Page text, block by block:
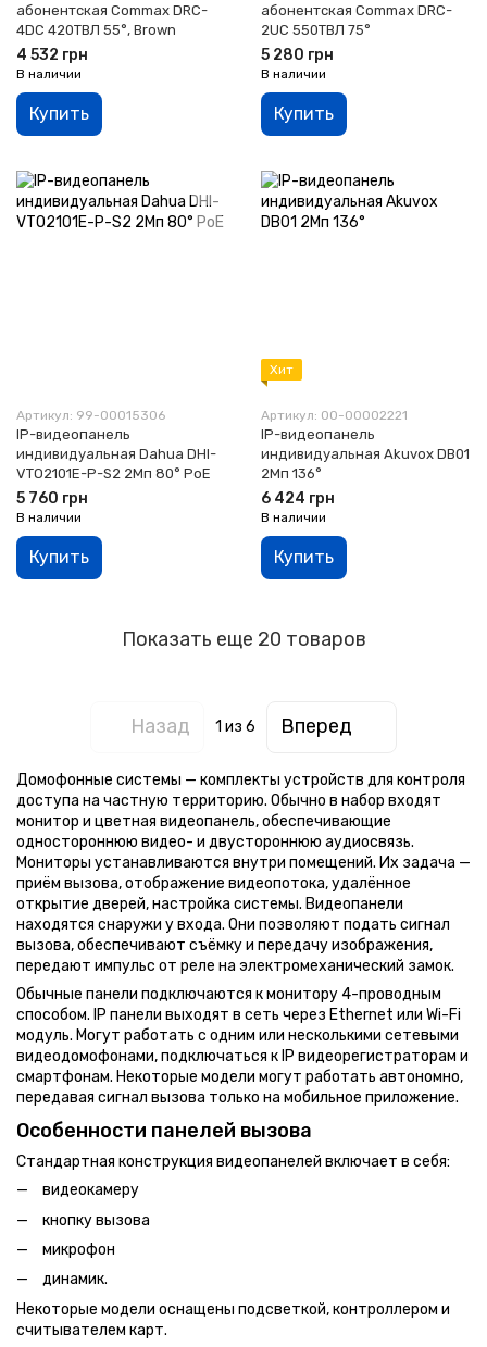
абонентская Commax DRC-
4DC 420ТВЛ 55°, Brown
4 532 грн
В наличии
Купить
абонентская Commax DRC-
2UC 550ТВЛ 75°
5 280 грн
В наличии
Купить
Артикул: 99-00015306
IP-видеопанель
индивидуальная Dahua DHI-
VTO2101E-P-S2 2Мп 80° PoE
5 760 грн
В наличии
Купить
Хит
Артикул: 00-00002221
IP-видеопанель
индивидуальная Akuvox DB01
2Мп 136°
6 424 грн
В наличии
Купить
Показать еще 20 товаров
Назад 1 из 6 Вперед
Домофонные системы — комплекты устройств для контроля
доступа на частную территорию. Обычно в набор входят
монитор и цветная видеопанель, обеспечивающие
одностороннюю видео- и двустороннюю аудиосвязь.
Мониторы устанавливаются внутри помещений. Их задача —
приём вызова, отображение видеопотока, удалённое
открытие дверей, настройка системы. Видеопанели
находятся снаружи у входа. Они позволяют подать сигнал
вызова, обеспечивают съёмку и передачу изображения,
передают импульс от реле на электромеханический замок.
Обычные панели подключаются к монитору 4-проводным
способом. IP панели выходят в сеть через Ethernet или Wi-Fi
модуль. Могут работать с одним или несколькими сетевыми
видеодомофонами, подключаться к IP видеорегистраторам и
смартфонам. Некоторые модели могут работать автономно,
передавая сигнал вызова только на мобильное приложение.
Особенности панелей вызова
Стандартная конструкция видеопанелей включает в себя:
видеокамеру
кнопку вызова
микрофон
динамик.
Некоторые модели оснащены подсветкой, контроллером и
считывателем карт.